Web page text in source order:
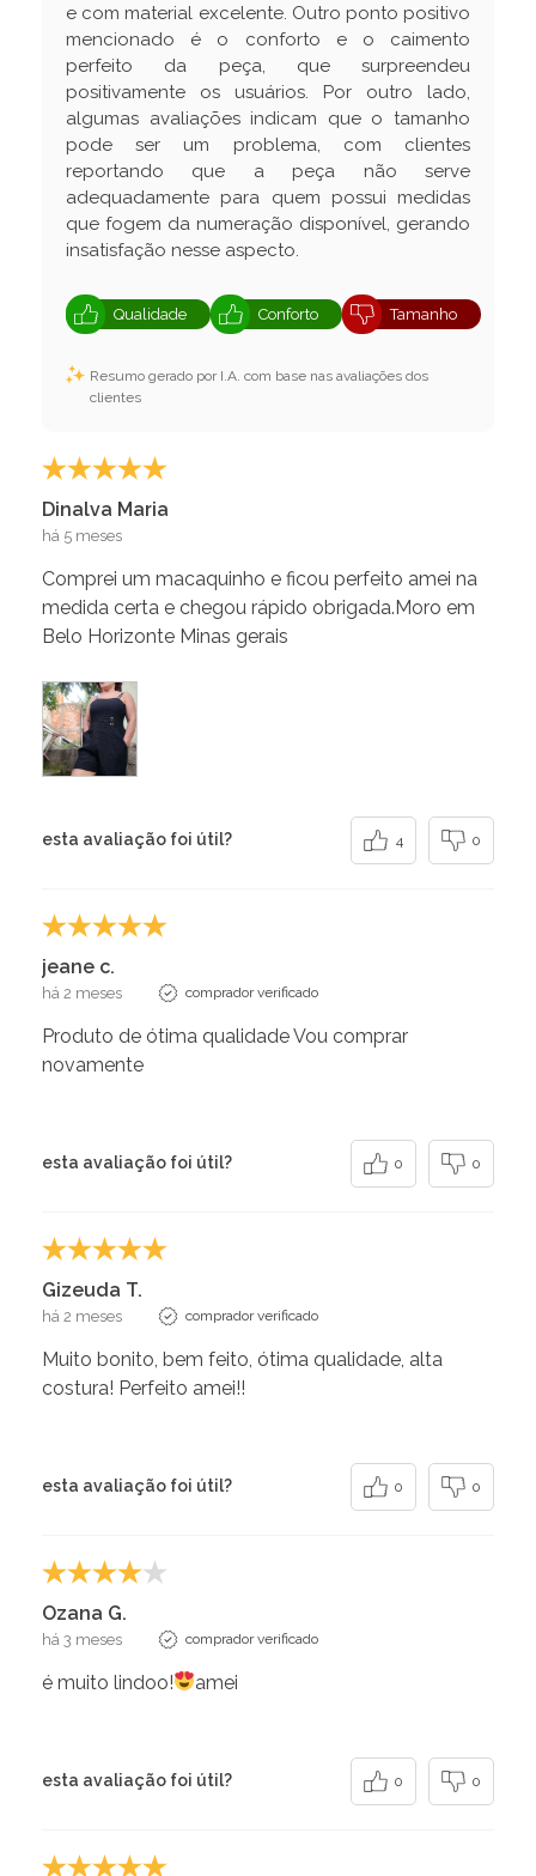
e com material excelente. Outro ponto positivo
mencionado é o conforto e o caimento
perfeito da peça, que surpreendeu
positivamente os usuários. Por outro lado,
algumas avaliações indicam que o tamanho
pode ser um problema, com clientes
reportando que a peça não serve
adequadamente para quem possui medidas
que fogem da numeração disponível, gerando
insatisfação nesse aspecto.
Qualidade Conforto Tamanho
Resumo gerado por I.A. com base nas avaliações dos
clientes
Dinalva Maria
há 5 meses
Comprei um macaquinho e ficou perfeito amei na
medida certa e chegou rápido obrigada.Moro em
Belo Horizonte Minas gerais
esta avaliação foi útil? 4 0
jeane c.
há 2 meses comprador verificado
Produto de ótima qualidade Vou comprar
novamente
esta avaliação foi útil? 0 0
Gizeuda T.
há 2 meses comprador verificado
Muito bonito, bem feito, ótima qualidade, alta
costura! Perfeito amei!!
esta avaliação foi útil? 0 0
Ozana G.
há 3 meses comprador verificado
é muito lindoo! amei
esta avaliação foi útil? 0 0